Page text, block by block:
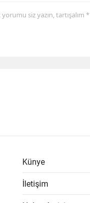
siz yazın, tartışalım *
Künye
İletişim